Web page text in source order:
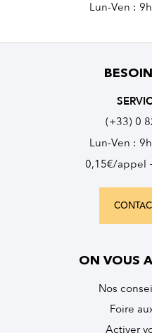
Lun-Ven :
(+33) 0
Lun-Ven :
0,15€/appel
ON VOUS
Nos
Foire
Activer